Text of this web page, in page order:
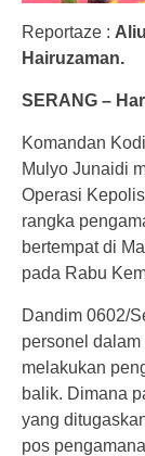
Reportaze :
Hairuzaman.
SERANG –
Komandan
Mulyo Junaidi
Operasi
rangka
bertempat di
pada Rabu
Dandim 0602/
personel
melakukan
balik. Dimana
yang
pos